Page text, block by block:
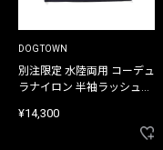
DOGTOWN
別注限定 水陸両用 コーデュ
ラナイロン 半袖ラッシュガ
¥14,300